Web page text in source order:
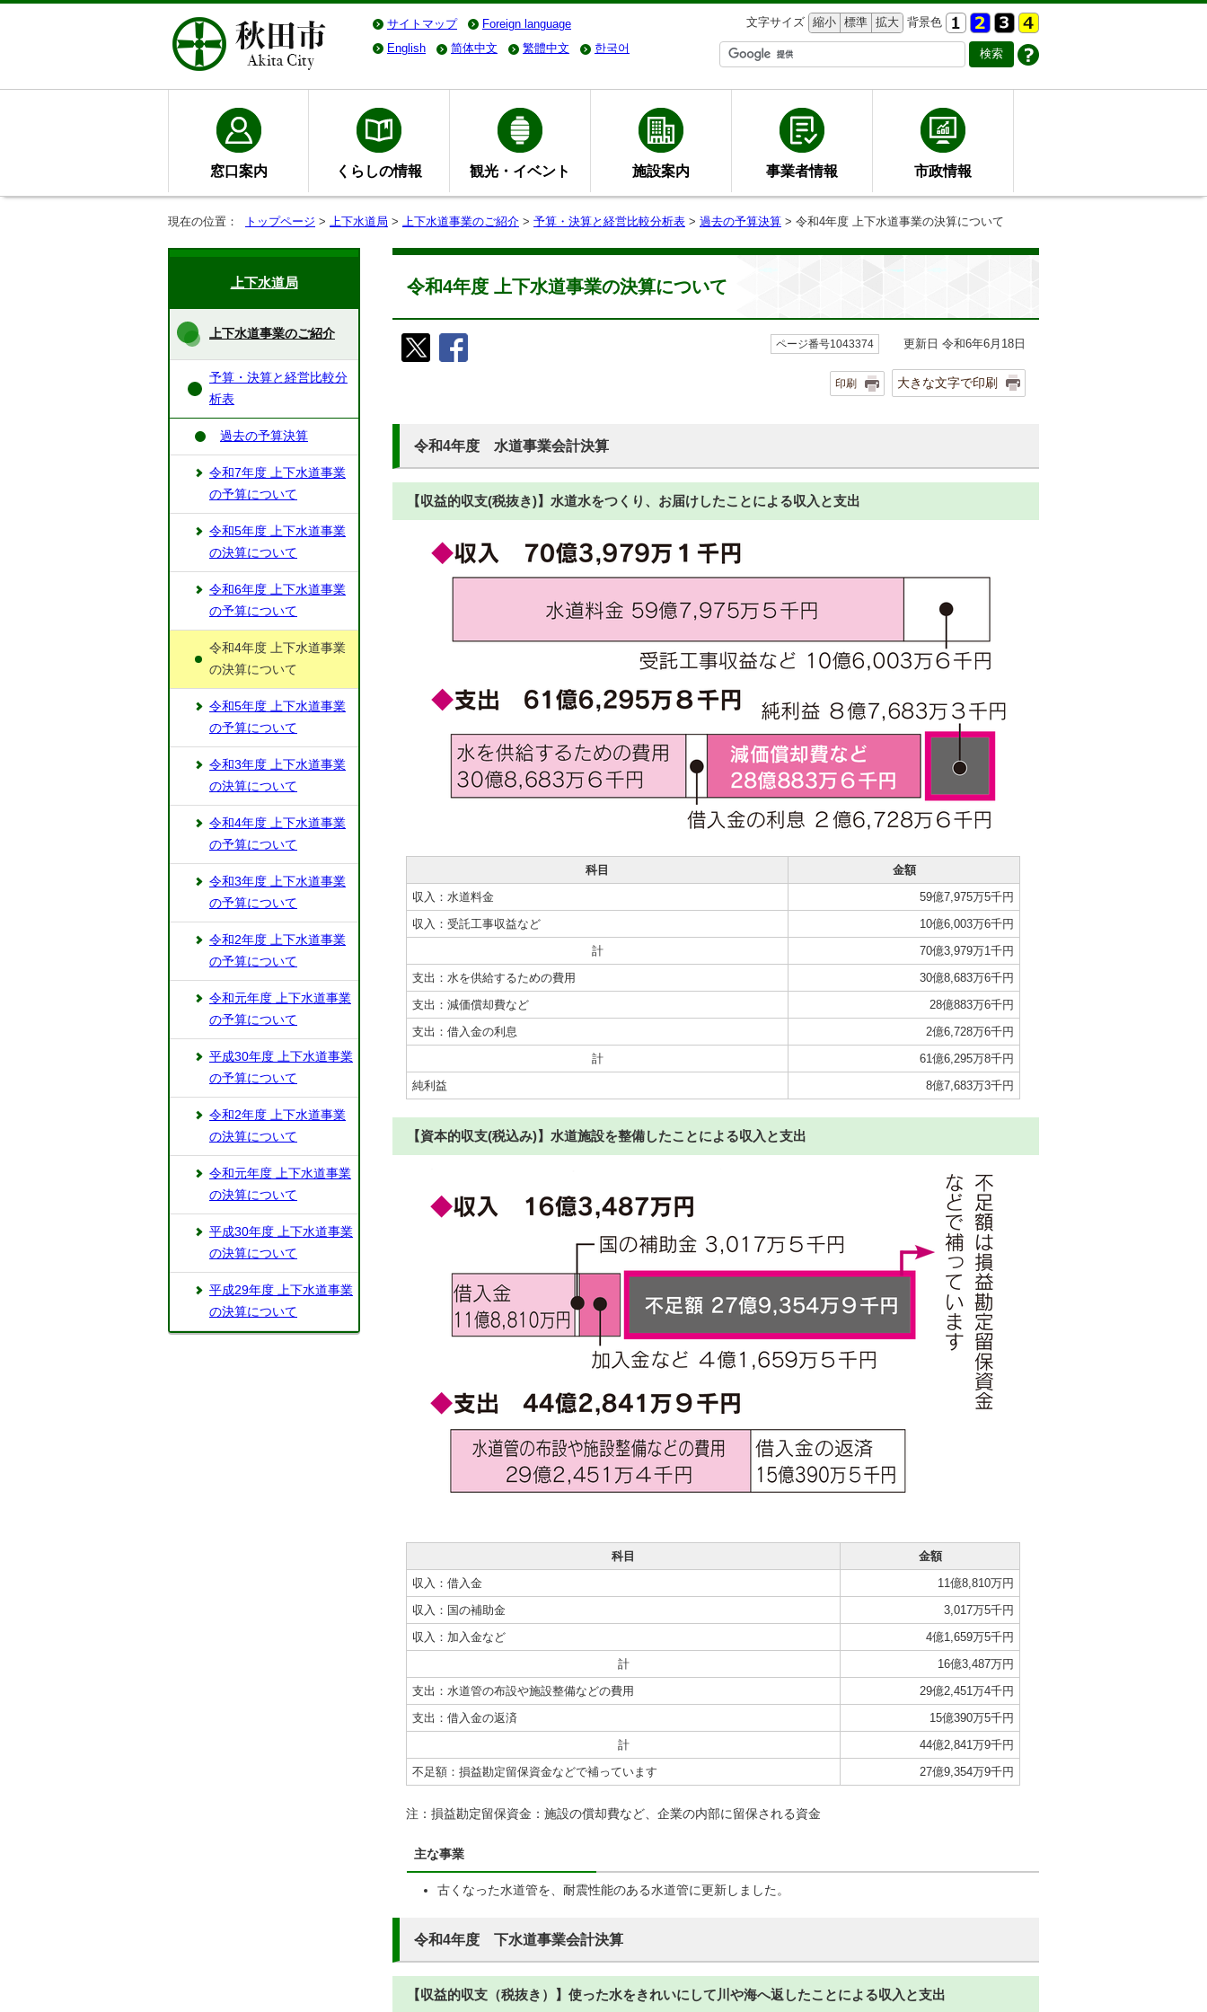
サイトマップ Foreign language 文字サイズ 縮小 標準 拡大 背景色
English
简体中文 繁體中文 한국어
窓口案内 くらしの情報 観光・イベント 施設案内 事業者情報 市政情報
現在の位置： トップページ > 上下水道局 > 上下水道事業のご紹介 > 予算・決算と経営比較分析表 > 過去の予算決算 > 令和4年度 上下水道事業の決算について
令和4年度 上下水道事業の決算について
ページ番号1043374 更新日 令和6年6月18日
印刷 大きな文字で印刷
令和4年度 水道事業会計決算
【収益的収支(税抜き)】水道水をつくり、お届けしたことによる収入と支出
科目
金額
収入：水道料金
59億7,975万5千円
収入：受託工事収益など
10億6,003万6千円
計
70億3,979万1千円
支出：水を供給するための費用
30億8,683万6千円
支出：減価償却費など
28億883万6千円
支出：借入金の利息
2億6,728万6千円
計
61億6,295万8千円
純利益
8億7,683万3千円
【資本的収支(税込み)】水道施設を整備したことによる収入と支出
科目
金額
収入：借入金
11億8,810万円
収入：国の補助金
3,017万5千円
収入：加入金など
4億1,659万5千円
計
16億3,487万円
支出：水道管の布設や施設整備などの費用
29億2,451万4千円
支出：借入金の返済
15億390万5千円
計
44億2,841万9千円
不足額：損益勘定留保資金などで補っています
27億9,354万9千円
注：損益勘定留保資金：施設の償却費など、企業の内部に留保される資金
主な事業
古くなった水道管を、耐震性能のある水道管に更新しました。
令和4年度 下水道事業会計決算
【収益的収支（税抜き）】使った水をきれいにして川や海へ返したことによる収入と支出
上下水道局
上下水道事業のご紹介
予算・決算と経営比較分
析表
過去の予算決算
令和7年度 上下水道事業
の予算について
令和5年度 上下水道事業
の決算について
令和6年度 上下水道事業
の予算について
令和4年度 上下水道事業
の決算について
令和5年度 上下水道事業
の予算について
令和3年度 上下水道事業
の決算について
令和4年度 上下水道事業
の予算について
令和3年度 上下水道事業
の予算について
令和2年度 上下水道事業
の予算について
令和元年度 上下水道事業
の予算について
平成30年度 上下水道事業
の予算について
令和2年度 上下水道事業
の決算について
令和元年度 上下水道事業
の決算について
平成30年度 上下水道事業
の決算について
平成29年度 上下水道事業
の決算について